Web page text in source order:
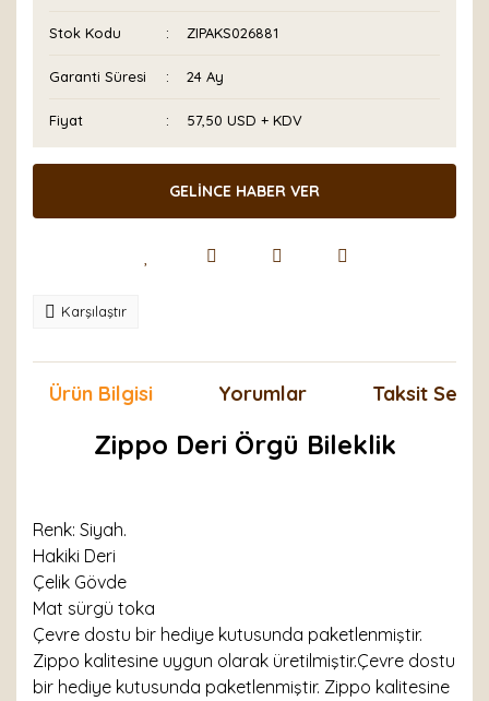
Stok Kodu ZIPAKS026881
Garanti Süresi 24 Ay
Fiyat 57,50 USD + KDV
GELİNCE HABER VER
Karşılaştır
Ürün Bilgisi Yorumlar Taksit
Zippo Deri Örgü Bileklik
Renk: Siyah.
Hakiki Deri
Çelik Gövde
Mat sürgü toka
Çevre dostu bir hediye kutusunda paketlenmiştir.
Zippo kalitesine uygun olarak üretilmiştir.Çevre dostu
bir hediye kutusunda paketlenmiştir. Zippo kalitesine